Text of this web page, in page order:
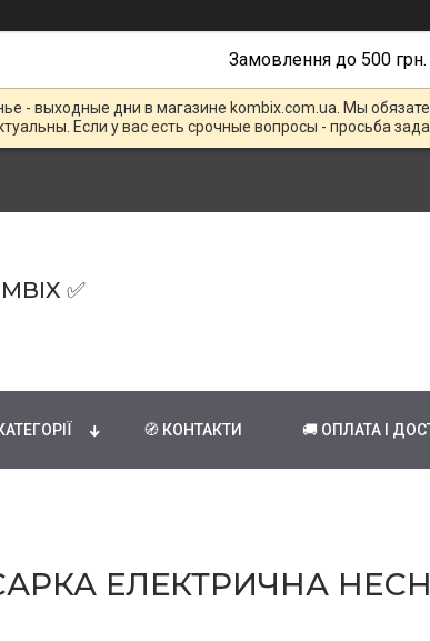
Замовлення до 500 грн.
- выходные дни в магазине kombix.com.ua. Мы
Если у вас есть срочные вопросы - просьба
✅
🧭 КОНТАКТИ 🚚 ОПЛАТА І
ЕЛЕКТРИЧНА